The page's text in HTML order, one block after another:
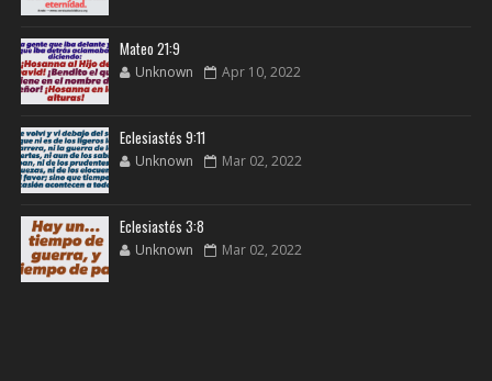
Mateo 21:9
Unknown Apr 10, 2022
Eclesiastés 9:11
Unknown Mar 02, 2022
Eclesiastés 3:8
Unknown Mar 02, 2022